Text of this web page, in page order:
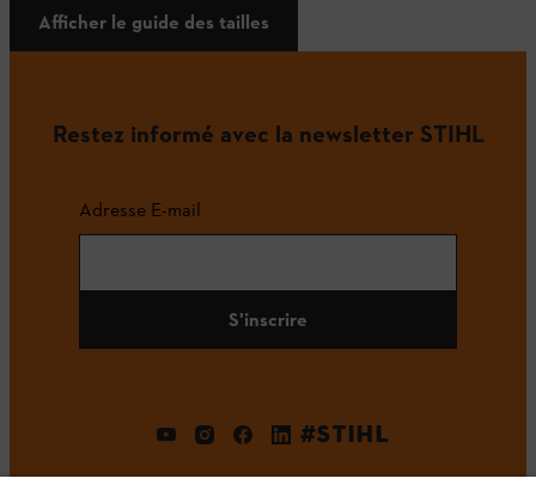
Afficher le guide des tailles
Restez informé avec la newsletter STIHL
Adresse E-mail
S'inscrire
#STIHL